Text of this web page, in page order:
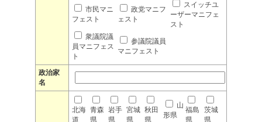
市民マニ
フェスト
政党マニフ
ェスト
スイッチユ
ーザーマニフェ
スト
衆議院議
員マニフェス
ト
参議院議員
マニフェスト
政治家
名
北海
道
青森
県
岩手
県
宮城
県
秋田
県
山
形県
福島
県
茨城
県